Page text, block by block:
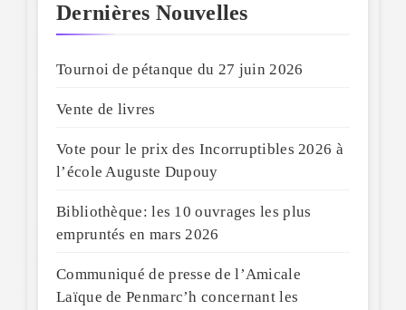
Dernières Nouvelles
Tournoi de pétanque du 27 juin 2026
Vente de livres
Vote pour le prix des Incorruptibles 2026 à
l’école Auguste Dupouy
Bibliothèque: les 10 ouvrages les plus
empruntés en mars 2026
Communiqué de presse de l’Amicale
Laïque de Penmarc’h concernant les